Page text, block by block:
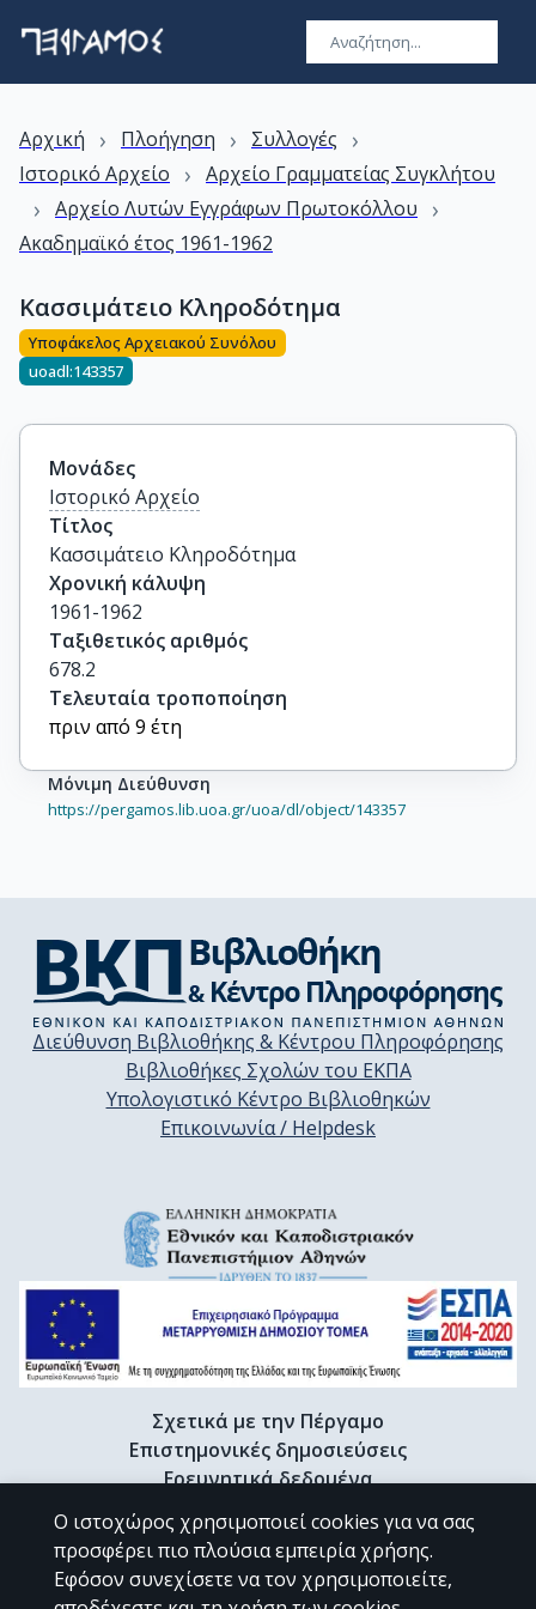
Αρχική › Πλοήγηση › Συλλογές ›
Ιστορικό Αρχείο › Αρχείο Γραμματείας Συγκλήτου
› Αρχείο Λυτών Εγγράφων Πρωτοκόλλου ›
Ακαδημαϊκό έτος 1961-1962
Κασσιμάτειο Κληροδότημα
Υποφάκελος Αρχειακού Συνόλου
uoadl:143357
Μονάδες
Ιστορικό Αρχείο
Τίτλος
Κασσιμάτειο Κληροδότημα
Χρονική κάλυψη
1961-1962
Ταξιθετικός αριθμός
678.2
Τελευταία τροποποίηση
πριν από 9 έτη
Μόνιμη Διεύθυνση
https://pergamos.lib.uoa.gr/uoa/dl/object/143357
Διεύθυνση Βιβλιοθήκης & Κέντρου Πληροφόρησης
Βιβλιοθήκες Σχολών του ΕΚΠΑ
Υπολογιστικό Κέντρο Βιβλιοθηκών
Επικοινωνία / Helpdesk
Σχετικά με την Πέργαμο
Επιστημονικές δημοσιεύσεις
Ερευνητικά δεδομένα
Διδακτορικές διατριβές & Γκρίζα βιβλιογραφία
Προφίλ Ερευνητή
Ο ιστοχώρος χρησιμοποιεί cookies για να σας
προσφέρει πιο πλούσια εμπειρία χρήσης.
Εφόσον συνεχίσετε να τον χρησιμοποιείτε,